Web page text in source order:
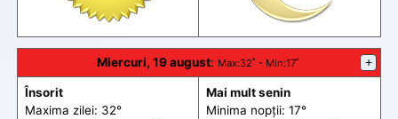
Miercuri, 19 august: Max:32˚ - Min:17˚ +
Însorit
Maxima zilei: 32°
Mai mult senin
Minima nopții: 17°